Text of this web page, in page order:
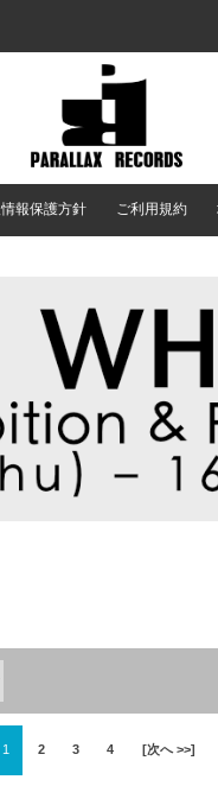
報保護方針 ご利用規約
1 2 3 4 [次へ >>]